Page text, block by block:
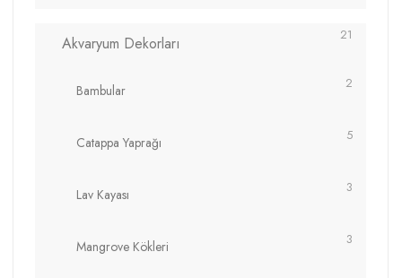
Akvaryum Dekorları 21
Bambular 2
Catappa Yaprağı 5
Lav Kayası 3
Mangrove Kökleri 3